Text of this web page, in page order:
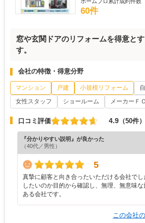
ホームプロ累計成約件数
60件
窓や玄関ドアのリフォームを得意と
す。
会社の特徴・得意分野
マンション 戸建 小規模リフォーム
女性スタッフ
ショールーム メーカーＦ
口コミ評価 4.9 （50件）
『分かりやすい説明』が良かった
（40代／男性）
5
真摯に顧客と向き合ったいただける会社で
したいのか目的から確認し、無理、無意味
ある会社です。
この会社